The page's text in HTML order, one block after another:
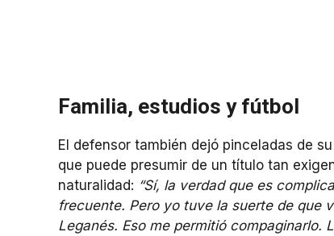
Familia, estudios y fútbol
El defensor también dejó pinceladas de
que puede presumir de un título tan
naturalidad: “Sí, la verdad que es
frecuente. Pero yo tuve la suerte de que
Leganés. Eso me permitió